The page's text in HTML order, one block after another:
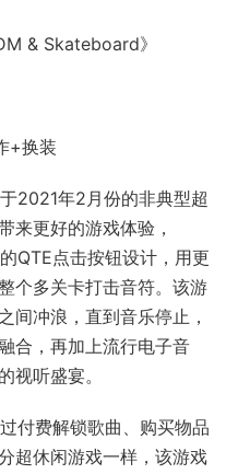
& Skateboard》
+换装
2021年2月份的非典型超
来更好的游戏体验，
QTE点击按钮设计，用更
个多关卡打击音符。该游
间冲浪，直到音乐停止，
合，再加上流行电子音
视听盛宴。
付费解锁歌曲、购买物品
超休闲游戏一样，该游戏